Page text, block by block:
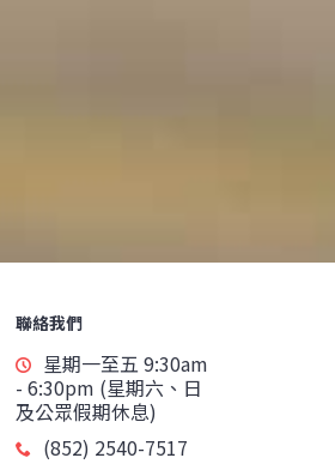
聯絡我們
星期一至五 9:30am
- 6:30pm (星期六、日
及公眾假期休息)
(852) 2540-7517